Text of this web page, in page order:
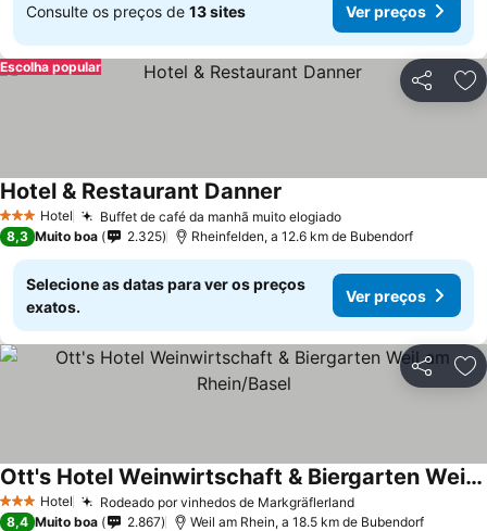
Consulte os preços de 13 sites Ver preços
Partilhar
Escolha popular
3 EstrelasHotel Buffet de café da manhã muito elogiado
Hotel & Restaurant Danner
8,3 Muito boa 2.325 Rheinfelden, a 12.6 km de Bubendorf
Selecione as datas para ver os preços
exatos.
Ver preços
Partilhar
3 EstrelasHotel Rodeado por vinhedos de Markgräflerland
Ott's Hotel Weinwirtschaft & Biergarten Weil am Rhein/Basel
8,4 Muito boa 2.867 Weil am Rhein, a 18.5 km de Bubendorf